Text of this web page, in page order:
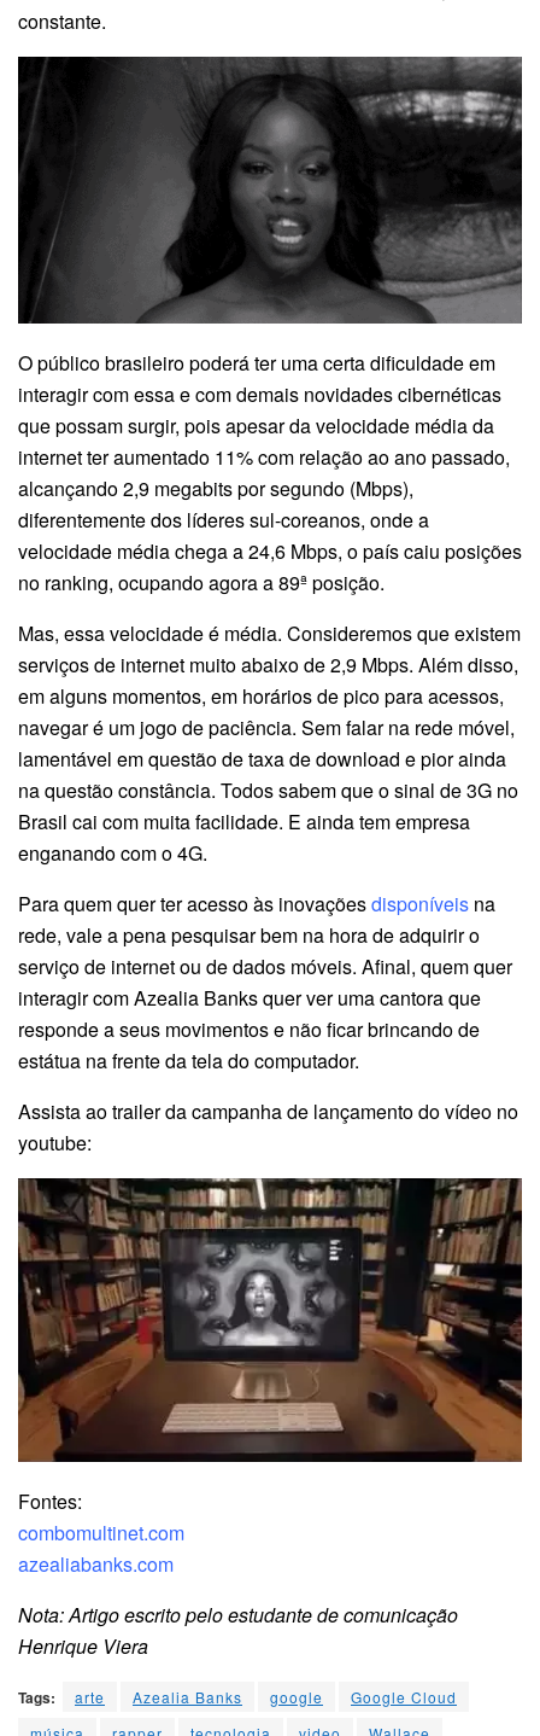
constante.
O público brasileiro poderá ter uma certa dificuldade em
interagir com essa e com demais novidades cibernéticas
que possam surgir, pois apesar da velocidade média da
internet ter aumentado 11% com relação ao ano passado,
alcançando 2,9 megabits por segundo (Mbps),
diferentemente dos líderes sul-coreanos, onde a
velocidade média chega a 24,6 Mbps, o país caiu posições
no ranking, ocupando agora a 89ª posição.
Mas, essa velocidade é média. Consideremos que existem
serviços de internet muito abaixo de 2,9 Mbps. Além disso,
em alguns momentos, em horários de pico para acessos,
navegar é um jogo de paciência. Sem falar na rede móvel,
lamentável em questão de taxa de download e pior ainda
na questão constância. Todos sabem que o sinal de 3G no
Brasil cai com muita facilidade. E ainda tem empresa
enganando com o 4G.
Para quem quer ter acesso às inovaçõesdisponíveis na
rede, vale a pena pesquisar bem na hora de adquirir o
serviço de internet ou de dados móveis. Afinal, quem quer
interagir com Azealia Banks quer ver uma cantora que
responde a seus movimentos e não ficar brincando de
estátua na frente da tela do computador.
Assista ao trailer da campanha de lançamento do vídeo no
youtube:
Fontes:
combomultinet.com
azealiabanks.com
Nota: Artigo escrito pelo estudante de comunicação
Henrique Viera
Tags: arte Azealia Banks google
Google Cloud